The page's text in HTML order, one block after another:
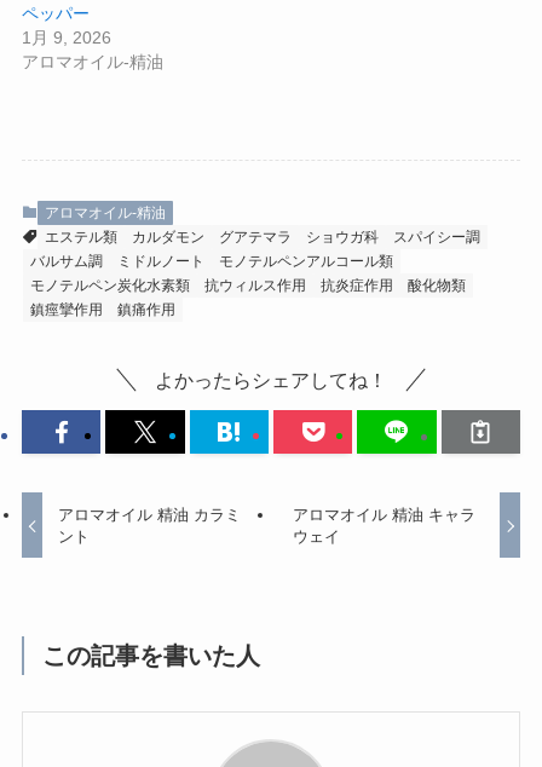
ペッパー
1月 9, 2026
アロマオイル-精油
アロマオイル-精油
エステル類
カルダモン グアテマラ ショウガ科
スパイシー調
バルサム調
ミドルノート
モノテルペンアルコール類
モノテルペン炭化水素類
抗ウィルス作用 抗炎症作用
酸化物類
鎮痙攣作用
鎮痛作用
よかったらシェアしてね！
アロマオイル 精油 カラミ
ント
アロマオイル 精油 キャラ
ウェイ
この記事を書いた人